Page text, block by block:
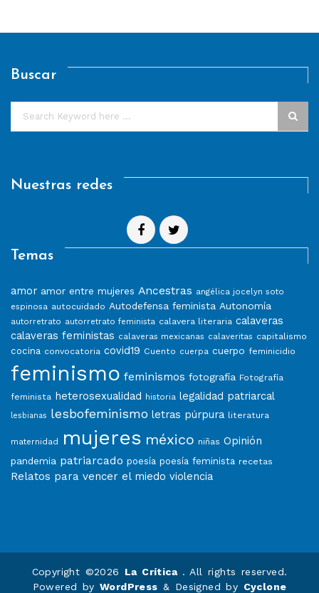
Buscar
Nuestras redes
Temas
amor amor entre mujeres Ancestras angélica jocelyn soto
espinosa autocuidado Autodefensa feminista Autonomía
autorretrato autorretrato feminista calavera literaria calaveras
calaveras feministas calaveras mexicanas calaveritas capitalismo
cocina convocatoria covid19 Cuento cuerpa cuerpo feminicidio
feminismo feminismos fotografía Fotografía
feminista heterosexualidad historia legalidad patriarcal
lesbianas lesbofeminismo letras púrpura literatura
maternidad mujeres méxico niñas Opinión
pandemia patriarcado poesía poesía feminista recetas
Relatos para vencer el miedo violencia
Copyright ©2026 La Crítica . All rights reserved.
Powered by WordPress & Designed by Cyclone